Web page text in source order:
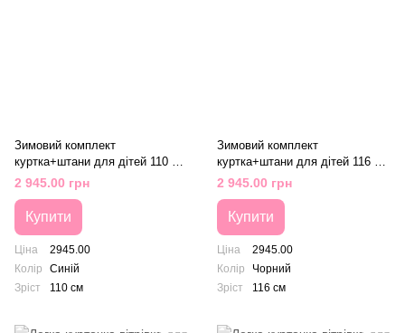
Зимовий комплект
куртка+штани для дітей 110 см
Синій
2 945.00 грн
Купити
Ціна
2945.00
Колір
Синій
Зріст
110 см
Зимовий комплект
куртка+штани для дітей 116 см
Чорний
2 945.00 грн
Купити
Ціна
2945.00
Колір
Чорний
Зріст
116 см